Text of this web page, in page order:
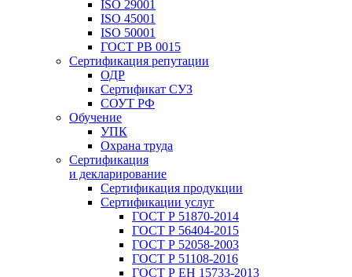
ISO 29001
ISO 45001
ISO 50001
ГОСТ РВ 0015
Сертификация репутации
ОДР
Сертификат СУЗ
СОУТ РФ
Обучение
УПК
Охрана труда
Сертификация
и декларирование
Сертификация продукции
Сертификации услуг
ГОСТ Р 51870-2014
ГОСТ Р 56404-2015
ГОСТ Р 52058-2003
ГОСТ Р 51108-2016
ГОСТ Р ЕН 15733-2013